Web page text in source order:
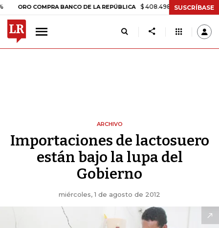
ORO COMPRA BANCO DE LA REPÚBLICA $ 408.498,97 +$ 8.753,81
SUSCRÍBASE
ARCHIVO
Importaciones de lactosuero
están bajo la lupa del
Gobierno
miércoles, 1 de agosto de 2012